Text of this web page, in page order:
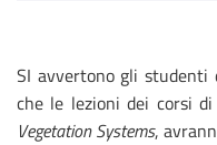
SI avvertono gli studenti
che le lezioni dei corsi di
Vegetation Systems,